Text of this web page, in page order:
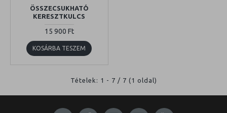
ÖSSZECSUKHATÓ
KERESZTKULCS
15 900 Ft
KOSÁRBA TESZEM
Tételek: 1 - 7 / 7 (1 oldal)